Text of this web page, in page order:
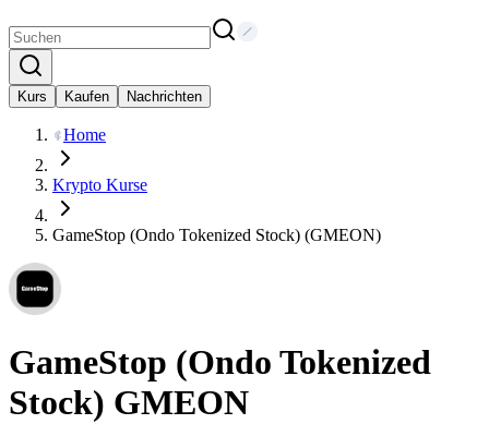
Kurs Kaufen Nachrichten
Home
Krypto Kurse
GameStop (Ondo Tokenized Stock) (GMEON)
GameStop (Ondo Tokenized
Stock) GMEON